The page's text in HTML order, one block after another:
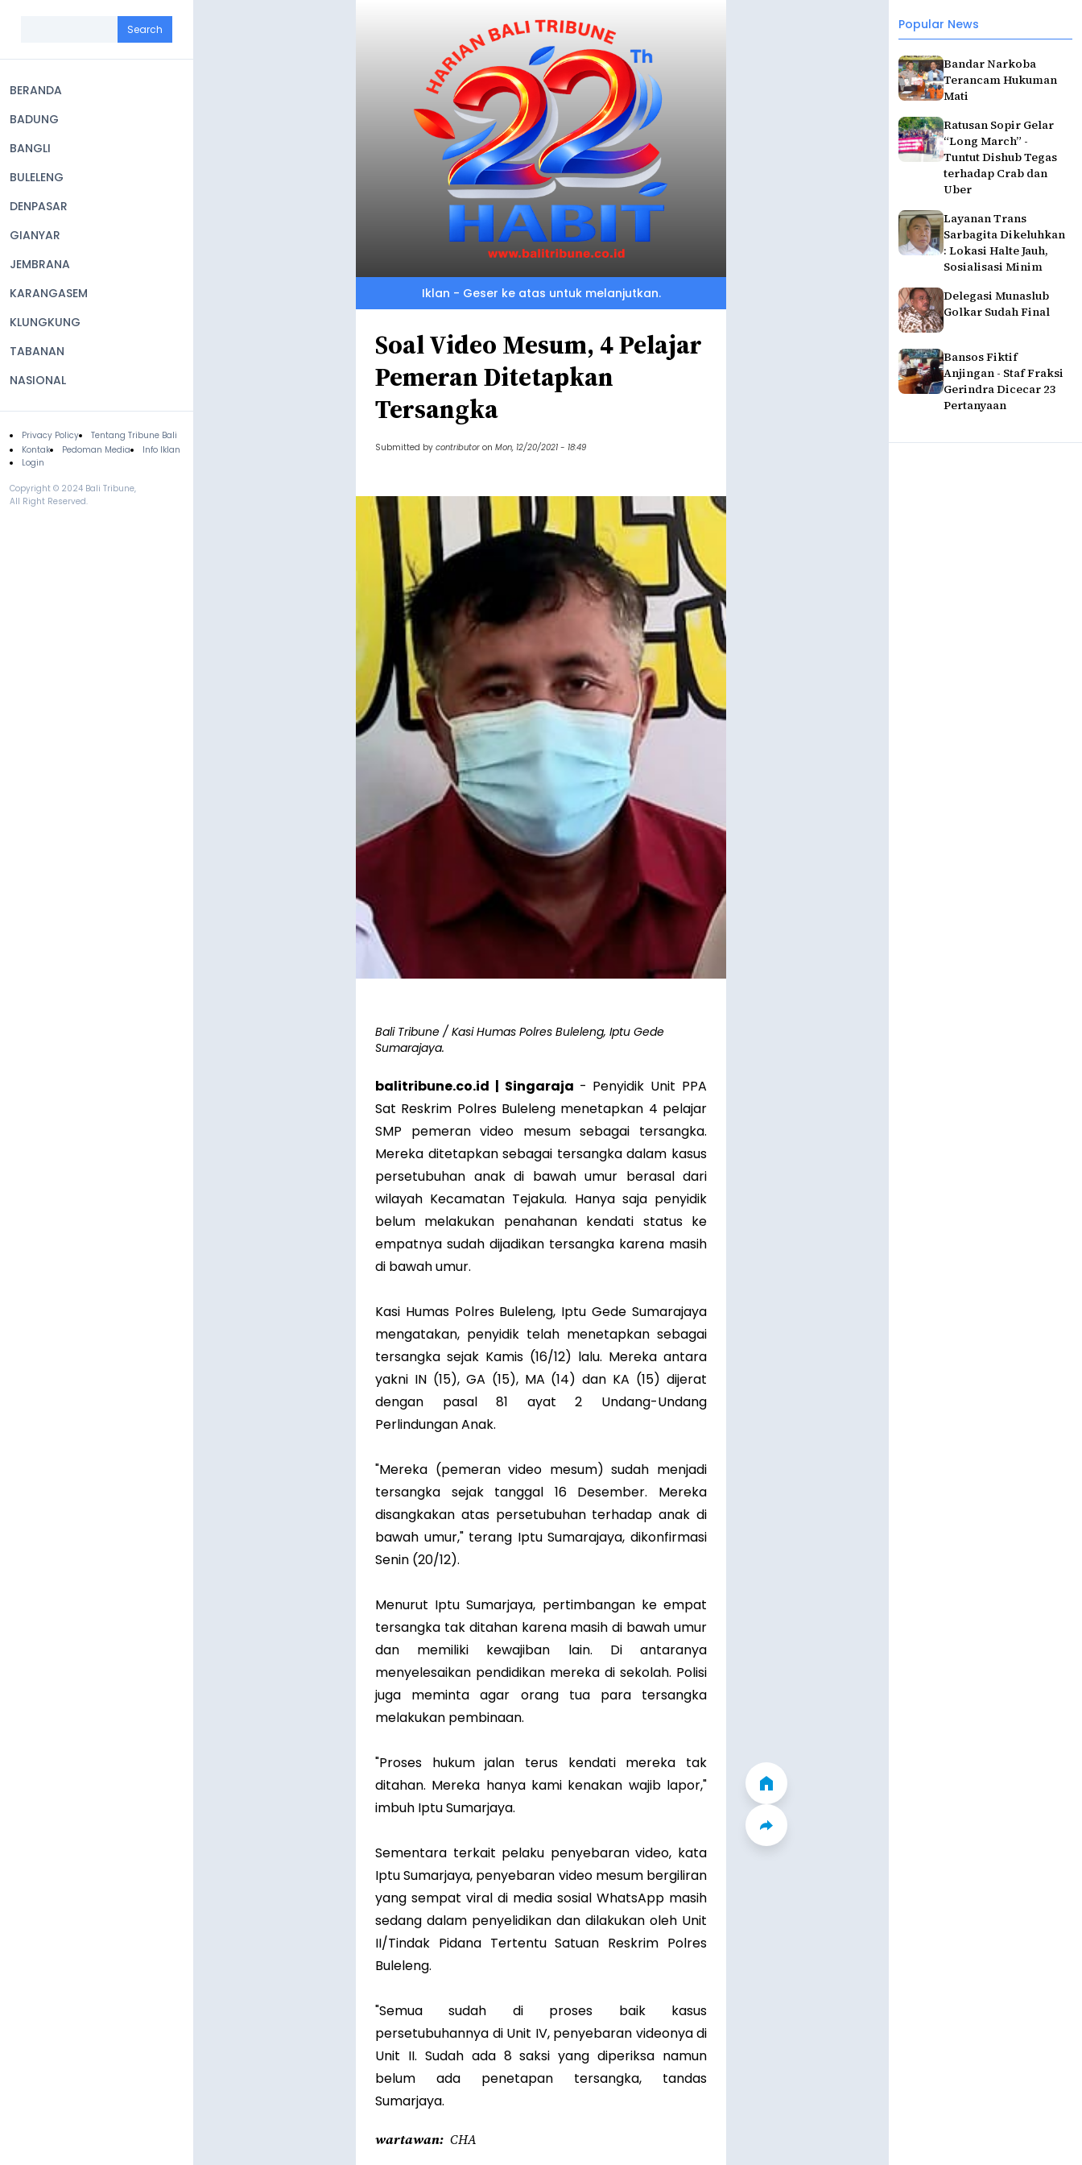
navigation
BERANDA
BADUNG
BANGLI
BULELENG
DENPASAR
GIANYAR
JEMBRANA
KARANGASEM
KLUNGKUNG
TABANAN
NASIONAL
Footer
Privacy Policy
Tentang Tribune Bali
Kontak
Pedoman Media
Info Iklan
Login
Copyright © 2024 Bali Tribune,
All Right Reserved.
Popular News
Bandar Narkoba
Terancam Hukuman
Mati
Ratusan Sopir Gelar
“Long March” -
Tuntut Dishub Tegas
terhadap Crab dan
Uber
Layanan Trans
Sarbagita Dikeluhkan
: Lokasi Halte Jauh,
Sosialisasi Minim
Delegasi Munaslub
Golkar Sudah Final
Bansos Fiktif
Anjingan - Staf Fraksi
Gerindra Dicecar 23
Pertanyaan
Iklan - Geser ke atas untuk melanjutkan.
Soal Video Mesum, 4 Pelajar
Pemeran Ditetapkan
Tersangka
Submitted by contributor on Mon, 12/20/2021 - 18:49
Bali Tribune / Kasi Humas Polres Buleleng, Iptu Gede
Sumarajaya.
balitribune.co.id | Singaraja - Penyidik Unit PPA
Sat Reskrim Polres Buleleng menetapkan 4 pelajar
SMP pemeran video mesum sebagai tersangka.
Mereka ditetapkan sebagai tersangka dalam kasus
persetubuhan anak di bawah umur berasal dari
wilayah Kecamatan Tejakula. Hanya saja penyidik
belum melakukan penahanan kendati status ke
empatnya sudah dijadikan tersangka karena masih
di bawah umur.
Kasi Humas Polres Buleleng, Iptu Gede Sumarajaya
mengatakan, penyidik telah menetapkan sebagai
tersangka sejak Kamis (16/12) lalu. Mereka antara
yakni IN (15), GA (15), MA (14) dan KA (15) dijerat
dengan pasal 81 ayat 2 Undang-Undang
Perlindungan Anak.
"Mereka (pemeran video mesum) sudah menjadi
tersangka sejak tanggal 16 Desember. Mereka
disangkakan atas persetubuhan terhadap anak di
bawah umur," terang Iptu Sumarajaya, dikonfirmasi
Senin (20/12).
Menurut Iptu Sumarjaya, pertimbangan ke empat
tersangka tak ditahan karena masih di bawah umur
dan memiliki kewajiban lain. Di antaranya
menyelesaikan pendidikan mereka di sekolah. Polisi
juga meminta agar orang tua para tersangka
melakukan pembinaan.
"Proses hukum jalan terus kendati mereka tak
ditahan. Mereka hanya kami kenakan wajib lapor,"
imbuh Iptu Sumarjaya.
Sementara terkait pelaku penyebaran video, kata
Iptu Sumarjaya, penyebaran video mesum bergiliran
yang sempat viral di media sosial WhatsApp masih
sedang dalam penyelidikan dan dilakukan oleh Unit
II/Tindak Pidana Tertentu Satuan Reskrim Polres
Buleleng.
"Semua sudah di proses baik kasus
persetubuhannya di Unit IV, penyebaran videonya di
Unit II. Sudah ada 8 saksi yang diperiksa namun
belum ada penetapan tersangka, tandas
Sumarjaya.
wartawan CHA